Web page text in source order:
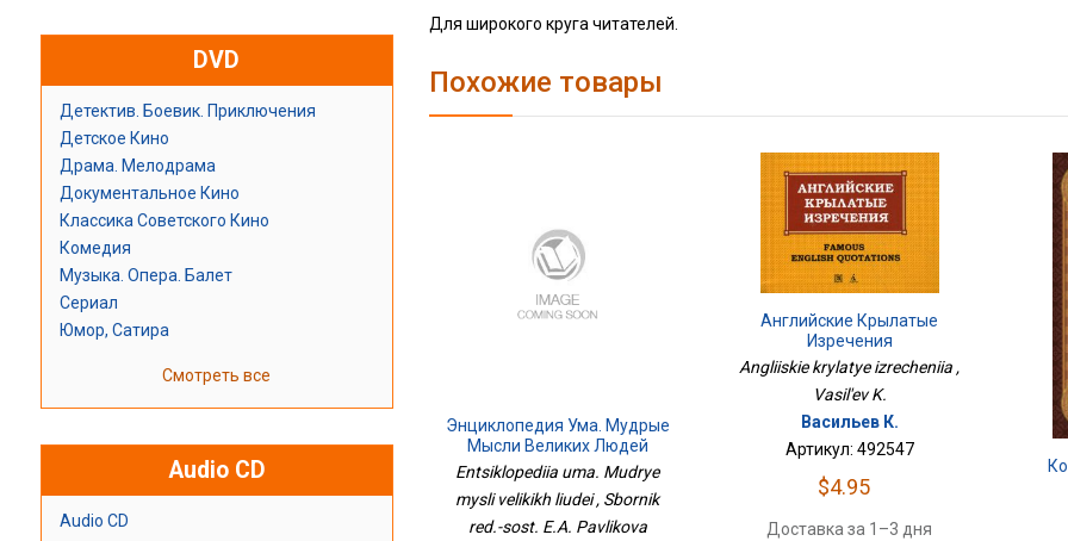
DVD
Детектив. Боевик. Приключения
Детское Кино
Драма. Мелодрама
Документальное Кино
Классика Советского Кино
Комедия
Музыка. Опера. Балет
Сериал
Юмор, Сатира
Смотреть все
Audio CD
Audio CD
Для широкого круга читателей.
Похожие товары
Энциклопедия Ума. Мудрые
Мысли Великих Людей
Entsiklopediia uma. Mudrye
mysli velikikh liudei , Sbornik
red.-sost. E.A. Pavlikova
Английские Крылатые
Изречения
Angliiskie krylatye izrecheniia ,
Vasil'ev K.
Васильев К.
Артикул: 492547
$4.95
Доставка за 1–3 дня